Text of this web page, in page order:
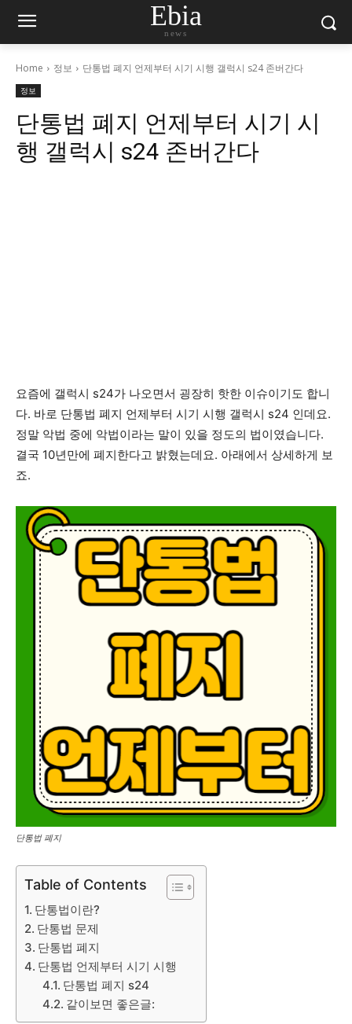
Ebia
news
Home 정보 단통법 폐지 언제부터 시기 시행 갤럭시 s24 존버간다
정보
단통법 폐지 언제부터 시기 시
행 갤럭시 s24 존버간다
요즘에 갤럭시 s24가 나오면서 굉장히 핫한 이슈이기도 합니
다. 바로 단통법 폐지 언제부터 시기 시행 갤럭시 s24 인데요.
정말 악법 중에 악법이라는 말이 있을 정도의 법이였습니다.
결국 10년만에 폐지한다고 밝혔는데요. 아래에서 상세하게 보
죠.
단통법 폐지
Table of Contents
단통법이란?
단통법 문제
단통법 폐지
단통법 언제부터 시기 시행
단통법 폐지 s24
같이보면 좋은글: